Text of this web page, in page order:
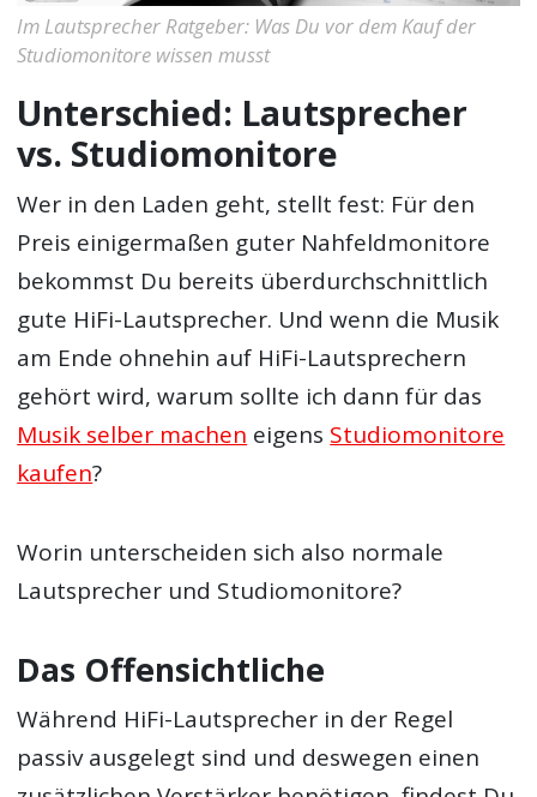
Im Lautsprecher Ratgeber: Was Du vor dem Kauf der
Studiomonitore wissen musst
Unterschied: Lautsprecher
vs. Studiomonitore
Wer in den Laden geht, stellt fest: Für den
Preis einigermaßen guter Nahfeldmonitore
bekommst Du bereits überdurchschnittlich
gute HiFi-Lautsprecher. Und wenn die Musik
am Ende ohnehin auf HiFi-Lautsprechern
gehört wird, warum sollte ich dann für das
Musik selber machen eigens Studiomonitore
kaufen?
Worin unterscheiden sich also normale
Lautsprecher und Studiomonitore?
Das Offensichtliche
Während HiFi-Lautsprecher in der Regel
passiv ausgelegt sind und deswegen einen